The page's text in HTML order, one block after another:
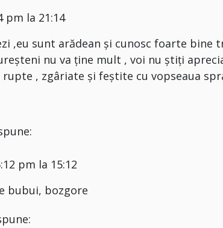
pm la 21:14
,eu sunt arădean și cunosc foarte bine
nu va ține mult , voi nu știți
rupte , zgâriate și feștite cu vopseaua
pm la 15:12
bubui, bozgore